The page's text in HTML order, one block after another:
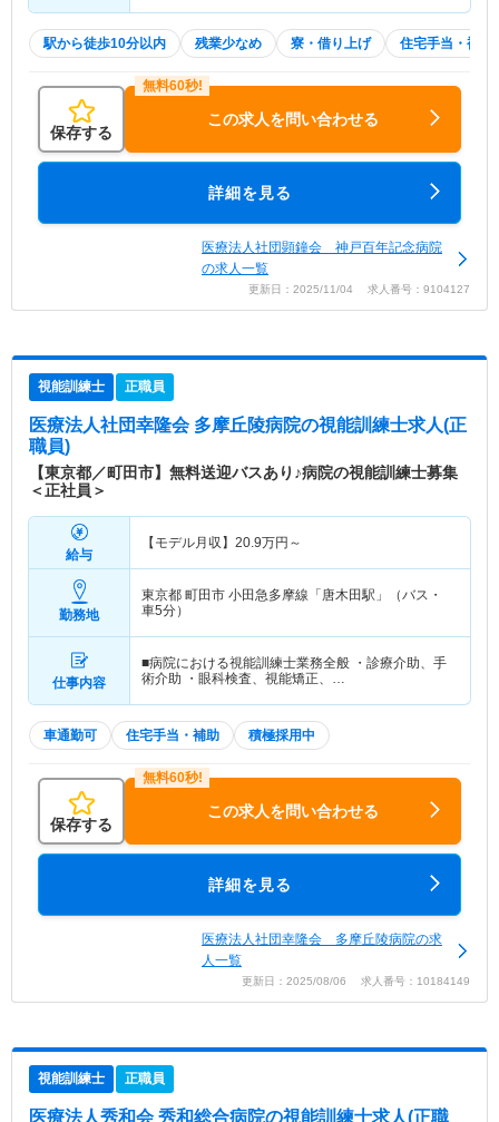
駅から徒歩10分以内 残業少なめ 寮・借り上げ 住宅手当・補助
保存する
この求人を問い合わせる
詳細を見る
医療法人社団顕鐘会 神戸百年記念病院
の求人一覧
更新日：2025/11/04 求人番号：9104127
視能訓練士 正職員
医療法人社団幸隆会 多摩丘陵病院の視能訓練士求人(正
職員)
【東京都／町田市】無料送迎バスあり♪病院の視能訓練士募集
＜正社員＞
給与
【モデル月収】 20.9万円～
勤務地
東京都 町田市 小田急多摩線「唐木田駅」（バス・
車5分）
仕事内容
■病院における視能訓練士業務全般 ・診療介助、手
術介助 ・眼科検査、視能矯正、…
車通勤可 住宅手当・補助 積極採用中
保存する
この求人を問い合わせる
詳細を見る
医療法人社団幸隆会 多摩丘陵病院の求
人一覧
更新日：2025/08/06 求人番号：10184149
視能訓練士 正職員
医療法人秀和会 秀和総合病院の視能訓練士求人(正職